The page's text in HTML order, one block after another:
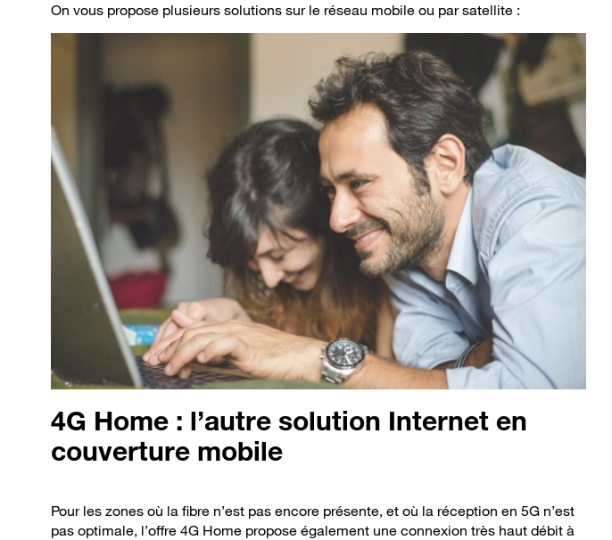
On vous propose plusieurs solutions sur le réseau mobile ou par satellite :
4G Home : l’autre solution Internet en
couverture mobile
Pour les zones où la fibre n’est pas encore présente, et où la réception en 5G n’est
pas optimale, l’offre 4G Home propose également une connexion très haut débit à